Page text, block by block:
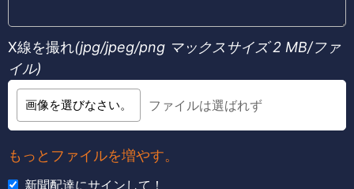
X線を撮れ(jpg/jpeg/png マックスサイズ 2 MB/ファ
イル)
画像を選びなさい。 ファイルは選ばれず
もっとファイルを増やす。
新聞配達にサインして！